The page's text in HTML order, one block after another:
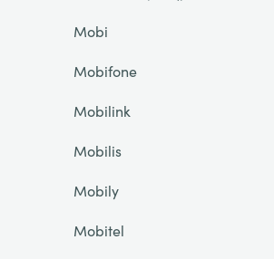
Mobi
Mobifone
Mobilink
Mobilis
Mobily
Mobitel